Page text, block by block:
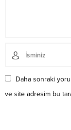
Daha sonraki
ve site adresim bu